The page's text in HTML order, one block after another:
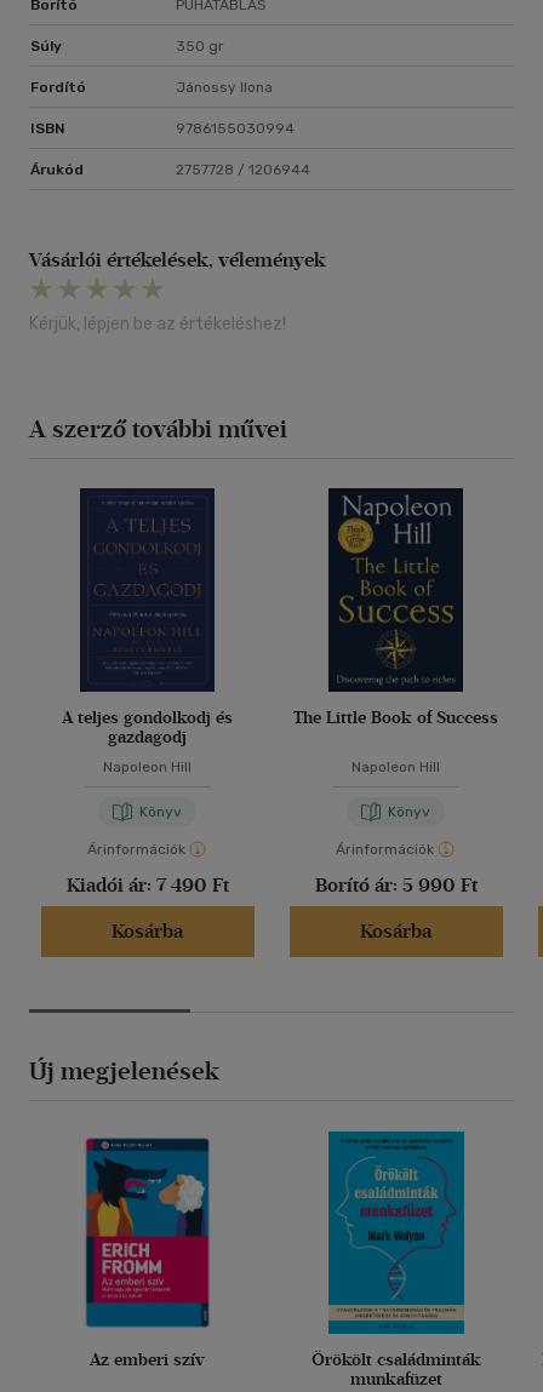
Borító PUHATÁBLÁS
Súly 350 gr
Fordító Jánossy Ilona
ISBN 9786155030994
Árukód 2757728 / 1206944
Vásárlói értékelések, vélemények
Kérjük, lépjen be az értékeléshez!
A szerző további művei
A teljes gondolkodj és
gazdagodj
Napoleon Hill
Könyv
Árinformációk
Kiadói ár: 7 490 Ft
Kosárba
The Little Book of Success
Napoleon Hill
Könyv
Árinformációk
Borító ár: 5 990 Ft
Kosárba
Új megjelenések
Az emberi szív
Örökölt családminták
munkafüzet